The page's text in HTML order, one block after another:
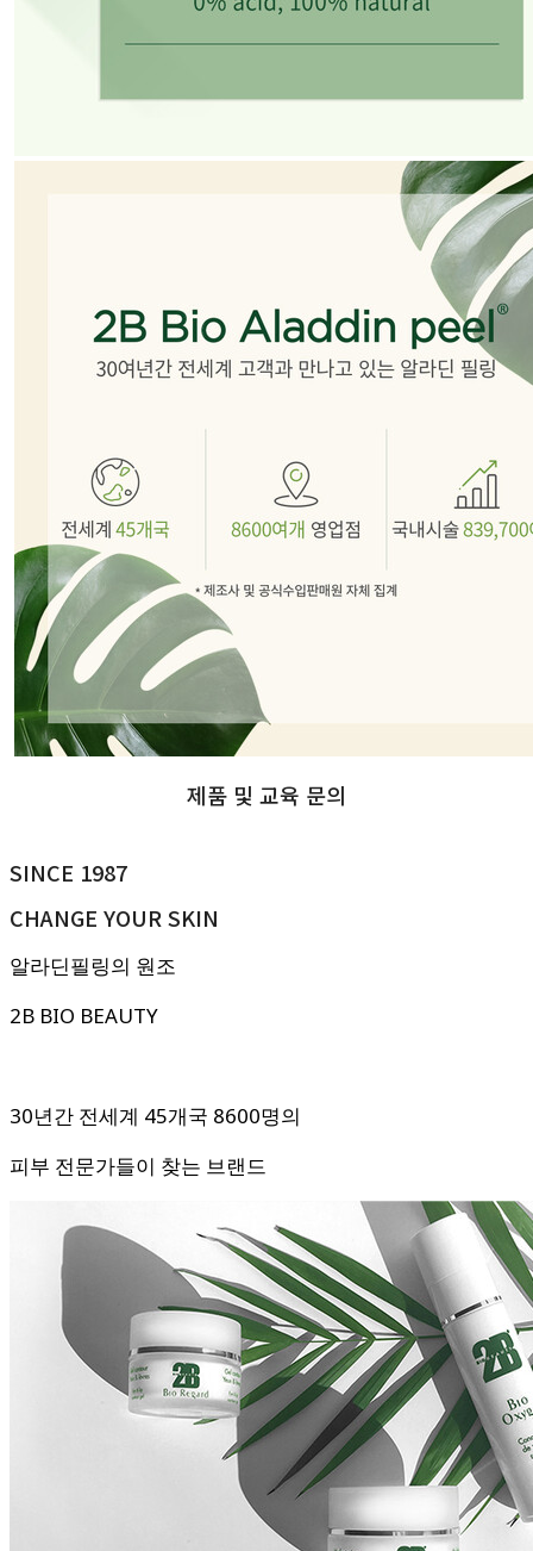
제품 및 교육 문의
SINCE 1987
CHANGE YOUR SKIN
알라딘필링의 원조
2B BIO BEAUTY
30년간 전세계 45개국 8600명의
피부 전문가들이 찾는 브랜드